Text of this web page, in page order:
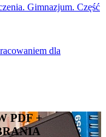
Gimnazjum. Część
dla
PDF +